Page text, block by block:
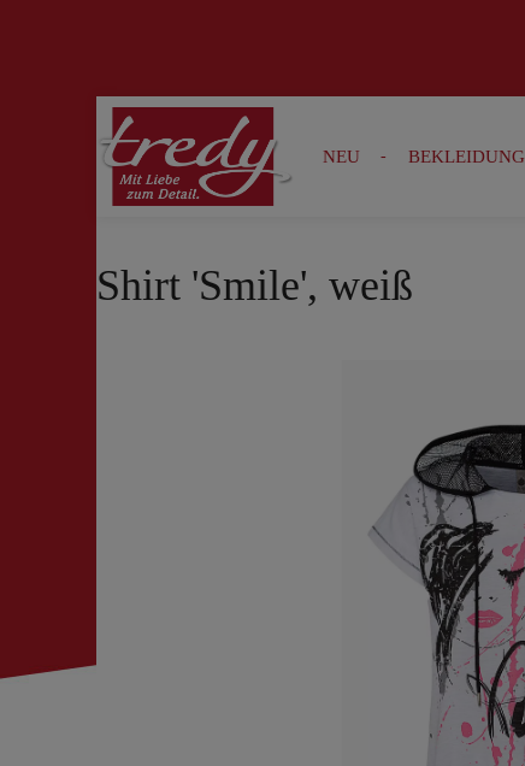
Zur Suche springen Zur Hauptnavigation springen
NEU BEKLEIDUNG
Shirt 'Smile', weiß